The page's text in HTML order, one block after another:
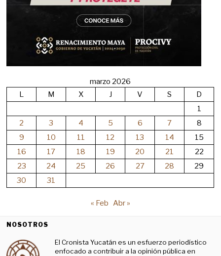
marzo 2026
L
M X J V S
D
1
2
3 4 5 6 7
8
9
10 11 12 13 14
15
16
17 18 19 20 21
22
23
24 25 26 27 28
29
30
31
« Feb Abr »
NOSOTROS
El Cronista Yucatán es un esfuerzo periodístico
enfocado a contribuir a la opinión pública en